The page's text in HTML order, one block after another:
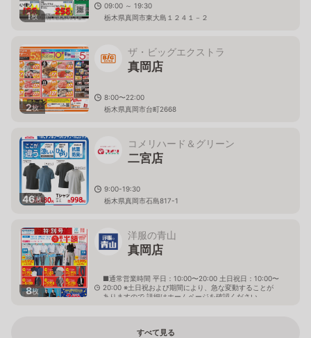
1枚
09:00 ～ 19:30
栃木県真岡市東大島１２４１－２
2枚
ザ・ビッグエクストラ
真岡店
8:00〜22:00
栃木県真岡市台町2668
46枚
コメリハード＆グリーン
二宮店
9:00-19:30
栃木県真岡市石島817-1
8枚
洋服の青山
真岡店
■通常営業時間 平日：10:00〜20:00 土日祝日：10:00〜
20:00 ※土日祝および期間により、急な変動することが
ありますので 詳細はホームページを確認ください
すべて見る